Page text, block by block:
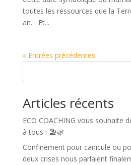
toutes les ressources que la
an. Et...
« Entrées précédentes
Articles récents
ECO COACHING vous souhaite
à tous ! 🏖️🌿
Confinement pour canicule ou
deux crises nous parlaient